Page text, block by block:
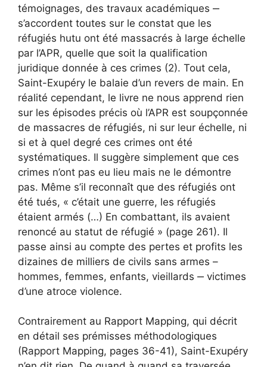
témoignages, des travaux académiques ‒
s’accordent toutes sur le constat que les
réfugiés hutu ont été massacrés à large échelle
par l’APR, quelle que soit la qualification
juridique donnée à ces crimes (2). Tout cela,
Saint-Exupéry le balaie d’un revers de main. En
réalité cependant, le livre ne nous apprend rien
sur les épisodes précis où l’APR est soupçonnée
de massacres de réfugiés, ni sur leur échelle, ni
si et à quel degré ces crimes ont été
systématiques. Il suggère simplement que ces
crimes n’ont pas eu lieu mais ne le démontre
pas. Même s’il reconnaît que des réfugiés ont
été tués, « c’était une guerre, les réfugiés
étaient armés (…) En combattant, ils avaient
renoncé au statut de réfugié » (page 261). Il
passe ainsi au compte des pertes et profits les
dizaines de milliers de civils sans armes –
hommes, femmes, enfants, vieillards ‒ victimes
d’une atroce violence.
Contrairement au Rapport Mapping, qui décrit
en détail ses prémisses méthodologiques
(Rapport Mapping, pages 36-41), Saint-Exupéry